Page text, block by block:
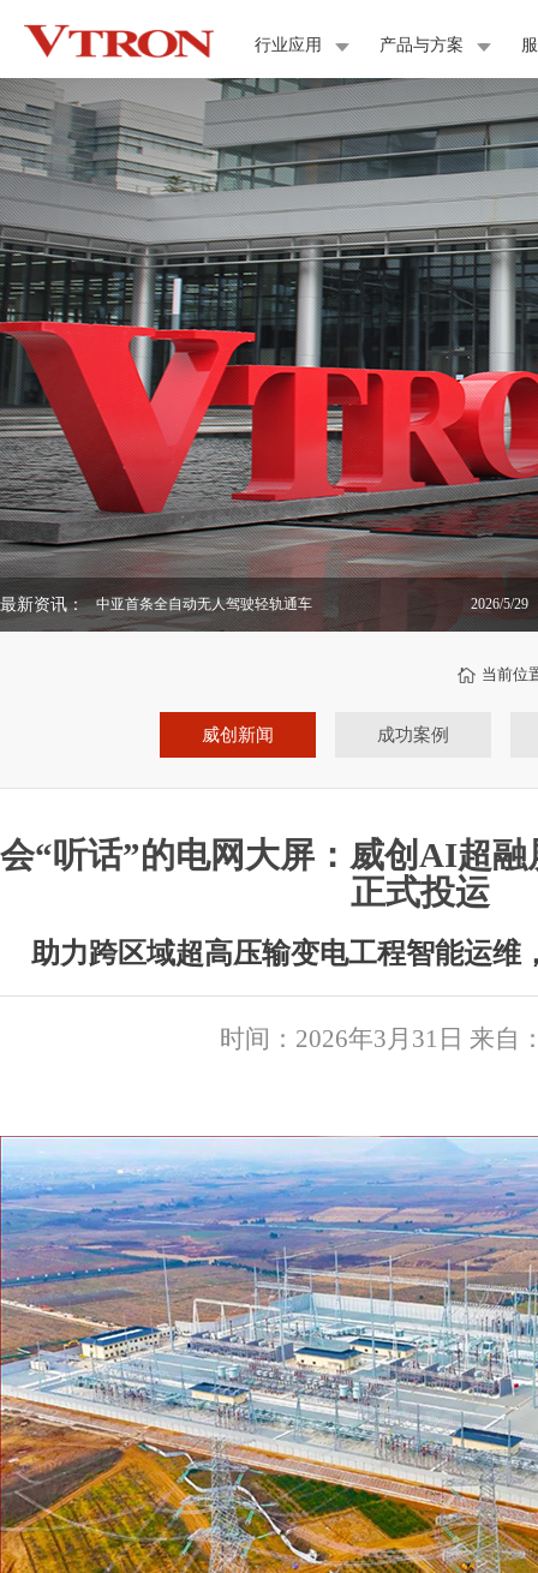
行业应用 产品与方案
最新资讯： 2026/5/29
中亚首条全自动无人驾驶轻轨通车
当前位
威创新闻 成功案例
会“听话”的电网大屏：威创AI超
正式投运
助力跨区域超高压输变电工程智能运维
时间：2026年3月31日 来自